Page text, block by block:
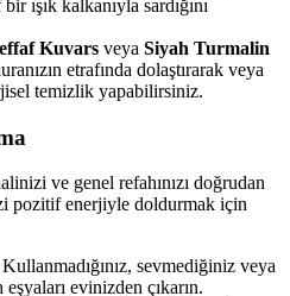
ışık kalkanıyla sardığını
Kuvars veya Siyah Turmalin
etrafında dolaştırarak veya
temizlik yapabilirsiniz.
ve genel refahınızı doğrudan
pozitif enerjiyle doldurmak için
Kullanmadığınız, sevmediğiniz veya
evinizden çıkarın.